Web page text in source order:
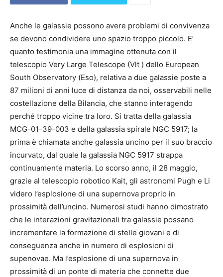
Anche le galassie possono avere problemi di convivenza
se devono condividere uno spazio troppo piccolo. E’
quanto testimonia una immagine ottenuta con il
telescopio Very Large Telescope (Vlt ) dello European
South Observatory (Eso), relativa a due galassie poste a
87 milioni di anni luce di distanza da noi, osservabili nelle
costellazione della Bilancia, che stanno interagendo
perché troppo vicine tra loro. Si tratta della galassia
MCG-01-39-003 e della galassia spirale NGC 5917; la
prima è chiamata anche galassia uncino per il suo braccio
incurvato, dal quale la galassia NGC 5917 strappa
continuamente materia. Lo scorso anno, il 28 maggio,
grazie al telescopio robotico Kait, gli astronomi Pugh e Li
videro l’esplosione di una supernova proprio in
prossimità dell’uncino. Numerosi studi hanno dimostrato
che le interazioni gravitazionali tra galassie possano
incrementare la formazione di stelle giovani e di
conseguenza anche in numero di esplosioni di
supenovae. Ma l’esplosione di una supernova in
prossimità di un ponte di materia che connette due